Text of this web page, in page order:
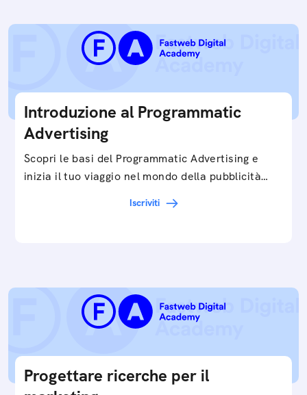
Introduzione al Programmatic
Advertising
Scopri le basi del Programmatic Advertising e
inizia il tuo viaggio nel mondo della pubblicità
Iscriviti
Progettare ricerche per il